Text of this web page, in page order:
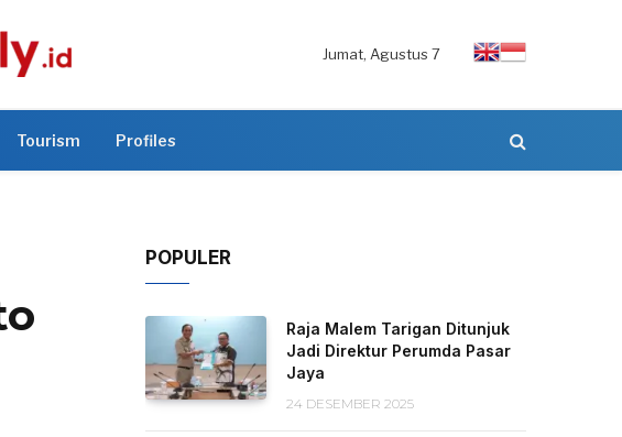
Jumat, Agustus 7
Tourism Profiles
POPULER
Raja Malem Tarigan Ditunjuk
Jadi Direktur Perumda Pasar
Jaya
24 DESEMBER 2025